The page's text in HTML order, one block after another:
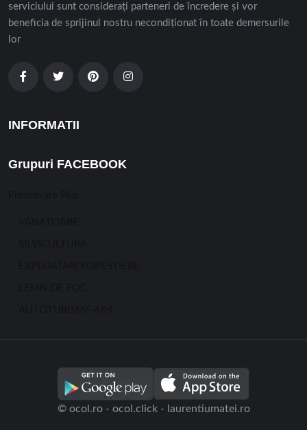
serviciului sunt considerați parteneri de încredere și vor
beneficia de sprijinul nostru necondiționat în toate demersurile
lor
INFORMATII
Grupuri FACEBOOK
© ocol.ro - ocol.click - laurentiumatei.ro